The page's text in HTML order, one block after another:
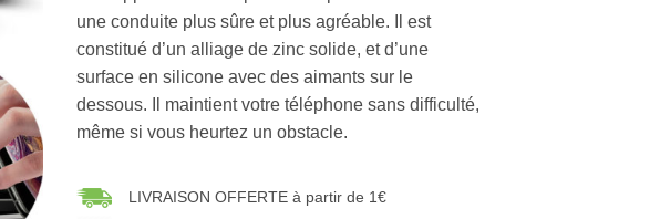
une conduite plus sûre et plus agréable. Il est
constitué d’un alliage de zinc solide, et d’une
surface en silicone avec des aimants sur le
dessous. Il maintient votre téléphone sans difficulté,
même si vous heurtez un obstacle.
LIVRAISON OFFERTE à partir de 1€